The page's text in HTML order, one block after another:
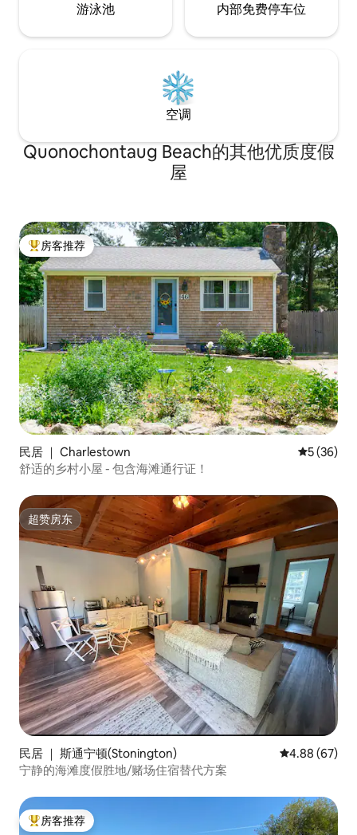
游泳池 内部免费停车位
空调
Quonochontaug Beach的其他优质度假
屋
热门「房客推荐」
房客推荐
民居 ｜ Charlestown 平均评分
5 (36)
舒适的乡村小屋 - 包含海滩通行证！
超赞房东
超赞房东
民居 ｜ 斯通宁顿(Stonington) 平均评分 4.88
4.88 (67)
宁静的海滩度假胜地/赌场住宿替代方案
热门「房客推荐」
房客推荐